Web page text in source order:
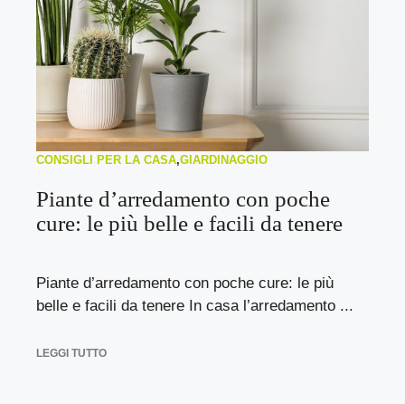
CONSIGLI PER LA CASA,GIARDINAGGIO
Piante d’arredamento con poche
cure: le più belle e facili da tenere
Piante d’arredamento con poche cure: le più
belle e facili da tenere In casa l’arredamento ...
LEGGI TUTTO